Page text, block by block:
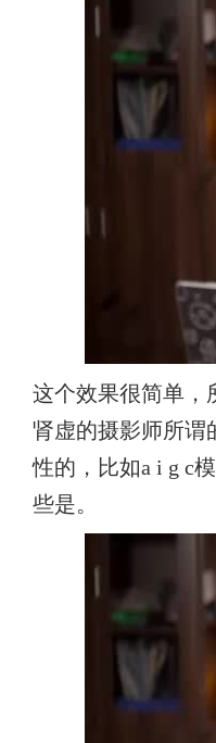
这个效果很简单，
肾虚的摄影师所谓
性的，比如a i g c
些是。